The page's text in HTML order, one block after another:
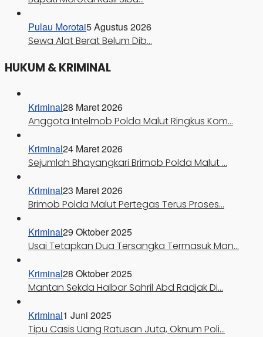
Pulau Morotai5 Agustus 2026
Sewa Alat Berat Belum Dib…
HUKUM & KRIMINAL
Kriminal28 Maret 2026
Anggota Intelmob Polda Malut Ringkus Kom…
Kriminal24 Maret 2026
Sejumlah Bhayangkari Brimob Polda Malut …
Kriminal23 Maret 2026
Brimob Polda Malut Pertegas Terus Proses…
Kriminal29 Oktober 2025
Usai Tetapkan Dua Tersangka Termasuk Man…
Kriminal28 Oktober 2025
Mantan Sekda Halbar Sahril Abd Radjak Di…
Kriminal1 Juni 2025
Tipu Casis Uang Ratusan Juta, Oknum Poli…